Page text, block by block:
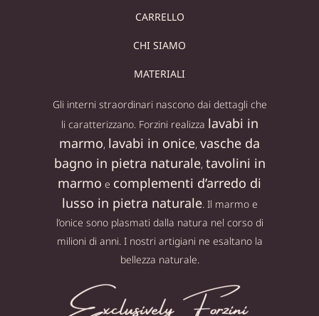
CARRELLO
CHI SIAMO
MATERIALI
Gli interni straordinari nascono dai dettagli che
li caratterizzano. Forzini realizza lavabi in
marmo, lavabi in onice, vasche da
bagno in pietra naturale, tavolini in
marmo e complementi d’arredo di
lusso in pietra naturale. Il marmo e
l’onice sono plasmati dalla natura nel corso di
milioni di anni. I nostri artigiani ne esaltano la
bellezza naturale.